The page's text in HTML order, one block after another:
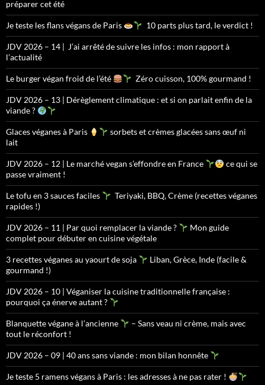
préparer cet été
Je teste les flans végans de Paris 10 parts plus tard, le verdict !
JDV 2026 – 14 | J’ai arrêté de suivre les infos : mon rapport à
l’actualité
Le burger végan froid de l’été Zéro cuisson, 100% gourmand !
JDV 2026 – 13 | Dérèglement climatique : et si on parlait enfin de la
viande ?
Glaces véganes à Paris
sorbets et crèmes glacées sans œuf ni
lait
JDV 2026 – 12 | Le marché vegan s’effondre en France
ce qui se
passe vraiment !
Le tofu en 3 sauces faciles
Teriyaki, BBQ, Crème (recettes véganes
rapides !)
JDV 2026 – 11 | Par quoi remplacer la viande ?
Mon guide
complet pour débuter en cuisine végétale
3 recettes véganes au yaourt de soja
Liban, Grèce, Inde (facile &
gourmand !)
JDV 2026 – 10 | Véganiser la cuisine traditionnelle française :
pourquoi ça énerve autant ?
Blanquette végane à l’ancienne
– Sans veau ni crème, mais avec
tout le réconfort !
JDV 2026 – 09 | 40 ans sans viande : mon bilan honnête
Je teste 5 ramens végans à Paris : les adresses à ne pas rater !